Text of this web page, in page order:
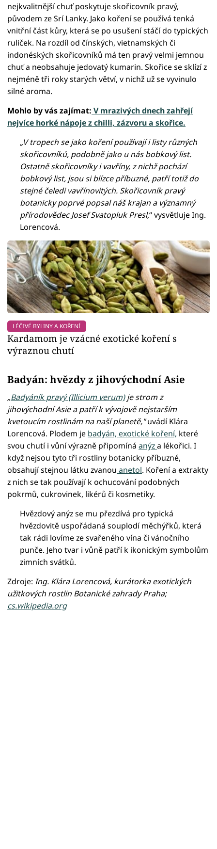
nejkvalitnější chuť poskytuje skořicovník pravý,
původem ze Srí Lanky. Jako koření se používá tenká
vnitřní část kůry, která se po usušení stáčí do typických
ruliček. Na rozdíl od čínských, vietnamských či
indonéských skořicovníků má ten pravý velmi jemnou
chuť a neobsahuje jedovatý kumarin. Skořice se sklízí z
nejméně tři roky starých větví, v nichž už se vyvinulo
silné aroma.
Mohlo by vás zajímat: V mrazivých dnech zahřejí
nejvíce horké nápoje z chilli, zázvoru a skořice.
„V tropech se jako koření používají i listy různých
skořicovníků, podobně jako u nás bobkový list.
Ostatně skořicovníky i vavříny, z nichž pochází
bobkový list, jsou si blízce příbuzné, patří totiž do
stejné čeledi vavřínovitých. Skořicovník pravý
botanicky poprvé popsal náš krajan a významný
přírodovědec Josef Svatopluk Presl,“ vysvětluje Ing.
Lorencová.
LÉČIVÉ BYLINY A KOŘENÍ
Kardamom je vzácné exotické koření s
výraznou chutí
Badyán: hvězdy z jihovýchodní Asie
„Badyáník pravý (Illicium verum)je strom z
jihovýchodní Asie a patří k vývojově nejstarším
kvetoucím rostlinám na naší planetě,"uvádí Klára
Lorencová. Plodem je badyán, exotické koření, které
svou chutí i vůní výrazně připomíná anýza lékořici. I
když nejsou tyto tři rostliny botanicky příbuzné,
obsahují stejnou látku zvanou anetol. Koření a extrakty
z nich se tak používají k ochucování podobných
pokrmů, cukrovinek, likérů či kosmetiky.
Hvězdový anýz se mu přezdívá pro typická
hvězdovitě uspořádaná souplodí měchýřků, která
tak rádi lovíme ze svařeného vína či vánočního
punče. Jeho tvar i vůně patří k ikonickým symbolům
zimních svátků.
Zdroje: Ing. Klára Lorencová, kurátorka exotických
užitkových rostlin Botanické zahrady Praha;
cs.wikipedia.org